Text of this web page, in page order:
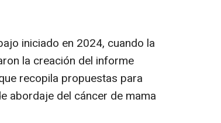
iniciado en 2024, cuando la
la creación del informe
recopila propuestas para
abordaje del cáncer de mama